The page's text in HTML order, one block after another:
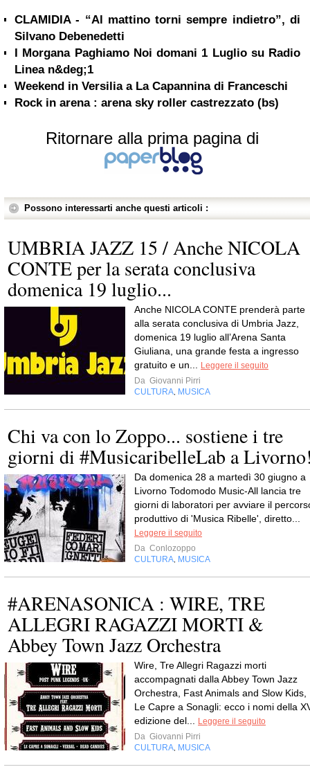
CLAMIDIA - “Al mattino torni sempre indietro”, di
Silvano Debenedetti
I Morgana Paghiamo Noi domani 1 Luglio su Radio
Linea n&deg;1
Weekend in Versilia a La Capannina di Franceschi
Rock in arena : arena sky roller castrezzato (bs)
Ritornare alla prima pagina di
Possono interessarti anche questi articoli :
UMBRIA JAZZ 15 / Anche NICOLA
CONTE per la serata conclusiva
domenica 19 luglio...
Anche NICOLA CONTE prenderà parte
alla serata conclusiva di Umbria Jazz,
domenica 19 luglio all’Arena Santa
Giuliana, una grande festa a ingresso
gratuito e un...
Leggere il seguito
Da Giovanni Pirri
CULTURA MUSICA
Chi va con lo Zoppo... sostiene i tre
giorni di #MusicaribelleLab a
Da domenica 28 a martedì 30 giugno a
Livorno Todomodo Music-All lancia tre
giorni di laboratori per avviare il
produttivo di 'Musica Ribelle', diretto...
Leggere il seguito
Da Conlozoppo
CULTURA MUSICA
#ARENASONICA : WIRE, TRE
ALLEGRI RAGAZZI MORTI &
Abbey Town Jazz Orchestra
Wire, Tre Allegri Ragazzi morti
accompagnati dalla Abbey Town Jazz
Orchestra, Fast Animals and Slow Kids,
Le Capre a Sonagli: ecco i nomi della
edizione del...
Leggere il seguito
Da Giovanni Pirri
CULTURA MUSICA